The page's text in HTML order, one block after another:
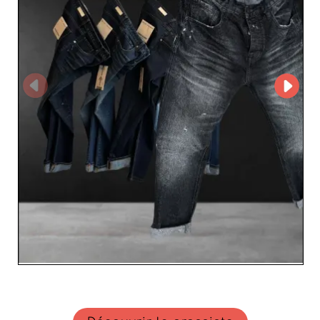
facilement les meilleurs produits pour leur inventaire,
tout en bénéficiant d'un service rapide et fiable. La
fiabilité est au cœur de l'offre de LINO MODA UOMO
SRLs. Avec une réputation bâtie sur des années
d'expertise, ce grossiste s'engage à respecter les délais
de livraison et à fournir des produits conformes aux
normes les plus élevées du marché. En choisissant LINO
MODA UOMO SRLs, les revendeurs obtiennent non
seulement des articles mode de prestige, mais
également un partenaire de confiance qui comprend
leurs besoins commerciaux. Pour les détaillants désireux
de se démarquer dans l'univers de la mode masculine,
LINO MODA UOMO SRLs représente une opportunité
incomparable pour enrichir votre offre et conquérir de
nouveaux clients. Profitez dès aujourd'hui de l'excellence
italienne et offrez à votre clientèle le meilleur de la mode
masculine.